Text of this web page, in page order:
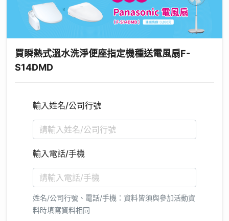
買瞬熱式溫水洗淨便座指定機種送電風扇F-
S14DMD
輸入姓名/公司行號
輸入電話/手機
姓名/公司行號、電話/手機：資料皆須與參加活動資
料時填寫資料相同